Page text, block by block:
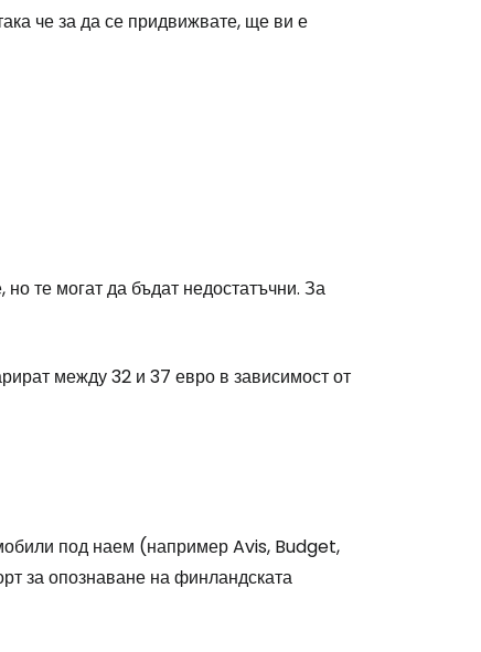
че за да се придвижвате, ще ви е
но те могат да бъдат недостатъчни. За
между 32 и 37 евро в зависимост от
под наем (например Avis, Budget,
за опознаване на финландската